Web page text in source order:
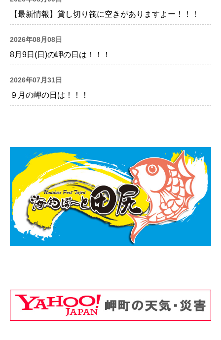
【最新情報】貸し切り筏に空きがありますよー！！！
2026年08月08日
8月9日(日)の岬の日は！！！
2026年07月31日
９月の岬の日は！！！